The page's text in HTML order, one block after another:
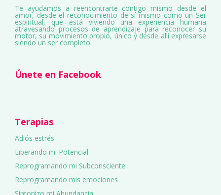
Te ayudamos a reencontrarte contigo mismo desde el
amor, desde el reconocimiento de sí mismo como un Ser
espiritual, que está viviendo una experiencia humana
atravesando procesos de aprendizaje para reconocer su
motor, su movimiento propio, único y desde allí expresarse
siendo un ser completo.
Únete en Facebook
Terapias
Adiós estrés
Liberando mi Potencial
Reprogramando mi Subconsciente
Reprogramando mis emociones